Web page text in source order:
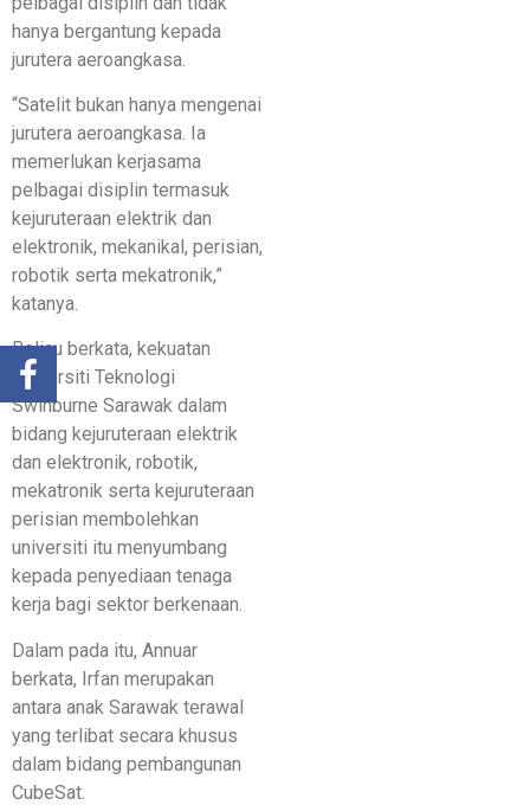
hanya bergantung kepada
jurutera aeroangkasa.
“Satelit bukan hanya mengenai
jurutera aeroangkasa. Ia
memerlukan kerjasama
pelbagai disiplin termasuk
kejuruteraan elektrik dan
elektronik, mekanikal, perisian,
robotik serta mekatronik,”
katanya.
Beliau berkata, kekuatan
Universiti Teknologi
Swinburne Sarawak dalam
bidang kejuruteraan elektrik
dan elektronik, robotik,
mekatronik serta kejuruteraan
perisian membolehkan
universiti itu menyumbang
kepada penyediaan tenaga
kerja bagi sektor berkenaan.
Dalam pada itu, Annuar
berkata, Irfan merupakan
antara anak Sarawak terawal
yang terlibat secara khusus
dalam bidang pembangunan
CubeSat.